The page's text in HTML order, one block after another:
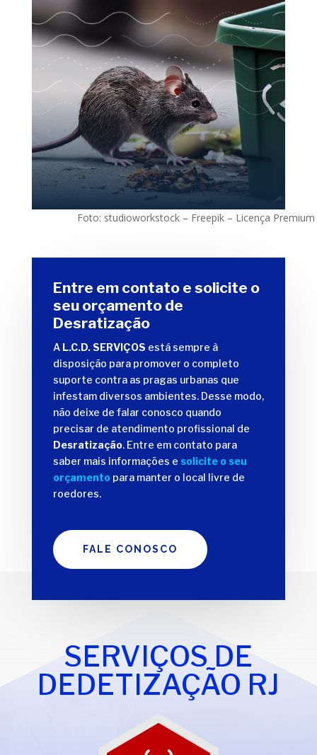
Entre em contato e solicite o
seu orçamento de
Desratização
A L.C.D. SERVIÇOS está sempre à
disposição para promover o completo
suporte contra as pragas urbanas que
infestam diversos ambientes. Desse modo,
não deixe de falar conosco quando
precisar de atendimento profissional de
Desratização. Entre em contato para
saber mais informações e solicite o seu
orçamento para manter o local livre de
roedores.
FALE CONOSCO
Foto: studioworkstock – Freepik – Licença Premium
SERVIÇOS DE
DEDETIZAÇÃO RJ